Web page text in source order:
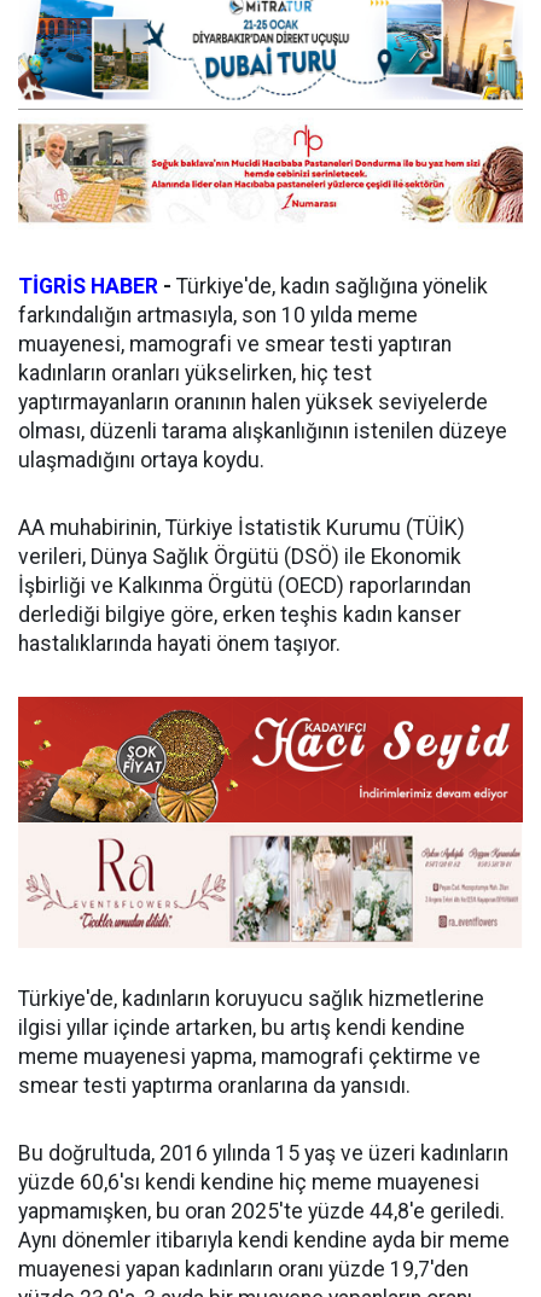
TİGRİS HABER - Türkiye'de, kadın sağlığına yönelik
farkındalığın artmasıyla, son 10 yılda meme
muayenesi, mamografi ve smear testi yaptıran
kadınların oranları yükselirken, hiç test
yaptırmayanların oranının halen yüksek seviyelerde
olması, düzenli tarama alışkanlığının istenilen düzeye
ulaşmadığını ortaya koydu.
AA muhabirinin, Türkiye İstatistik Kurumu (TÜİK)
verileri, Dünya Sağlık Örgütü (DSÖ) ile Ekonomik
İşbirliği ve Kalkınma Örgütü (OECD) raporlarından
derlediği bilgiye göre, erken teşhis kadın kanser
hastalıklarında hayati önem taşıyor.
Türkiye'de, kadınların koruyucu sağlık hizmetlerine
ilgisi yıllar içinde artarken, bu artış kendi kendine
meme muayenesi yapma, mamografi çektirme ve
smear testi yaptırma oranlarına da yansıdı.
Bu doğrultuda, 2016 yılında 15 yaş ve üzeri kadınların
yüzde 60,6'sı kendi kendine hiç meme muayenesi
yapmamışken, bu oran 2025'te yüzde 44,8'e geriledi.
Aynı dönemler itibarıyla kendi kendine ayda bir meme
muayenesi yapan kadınların oranı yüzde 19,7'den